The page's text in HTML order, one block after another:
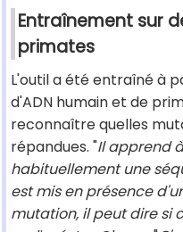
Entraînement sur
primates
L'outil a été entraîné à
d'ADN humain et de
reconnaître quelles
répandues. "Il apprend
habituellement une
est mis en présence
mutation, il peut dire si